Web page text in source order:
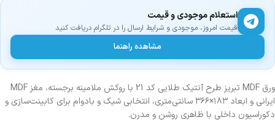
استعلام موجودی و قیمت
قیمت امروز، موجودی و شرایط ارسال را در تلگرام دریافت کنید
مشاهده راهنما
ورق MDF تبریز طرح آنتیک طلایی کد 21 با روکش ملامینه برجسته، مغز MDF
ایرانی و ابعاد ۱۸۳×۳۶۶ سانتی‌متری، انتخابی شیک و بادوام برای کابینت‌سازی و
دکوراسیون داخلی با ظاهری روشن و مدرن.